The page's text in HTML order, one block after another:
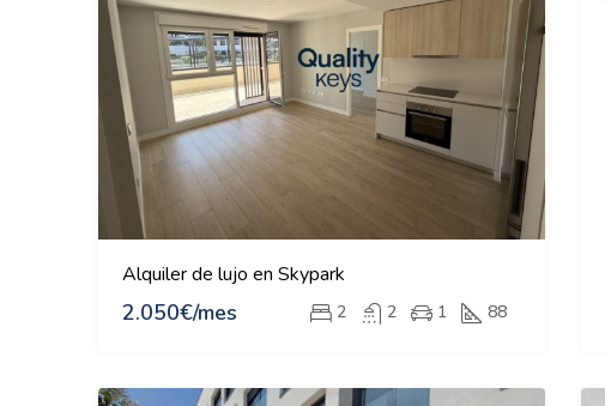
Alquiler de lujo en Skypark
2.050€/mes 2 2 1 88